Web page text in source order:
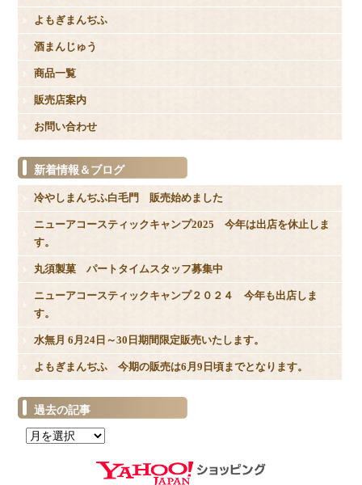
よもぎまんぢふ
酒まんじゅう
商品一覧
販売店案内
お問い合わせ
新着情報＆ブログ
冷やしまんぢふ白毛門 販売始めました
ニューアコースティックキャンプ2025 今年は出店を休止しま
す。
丸須製菓 パートタイムスタッフ募集中
ニューアコースティックキャンプ２０２４ 今年も出店しま
す。
水無月 6月24日～30日期間限定販売いたします。
よもぎまんぢふ 今期の販売は6月9日頃までとなります。
過去の記事